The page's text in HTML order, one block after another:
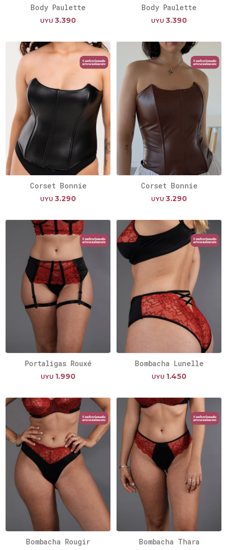
Body Paulette
UYU 3.390
Body Paulette
UYU 3.390
Corset Bonnie
UYU 3.290
Corset Bonnie
UYU 3.290
Portaligas Rouxé
UYU 1.990
Bombacha Lunelle
UYU 1.450
Bombacha Rougir Bombacha Thara